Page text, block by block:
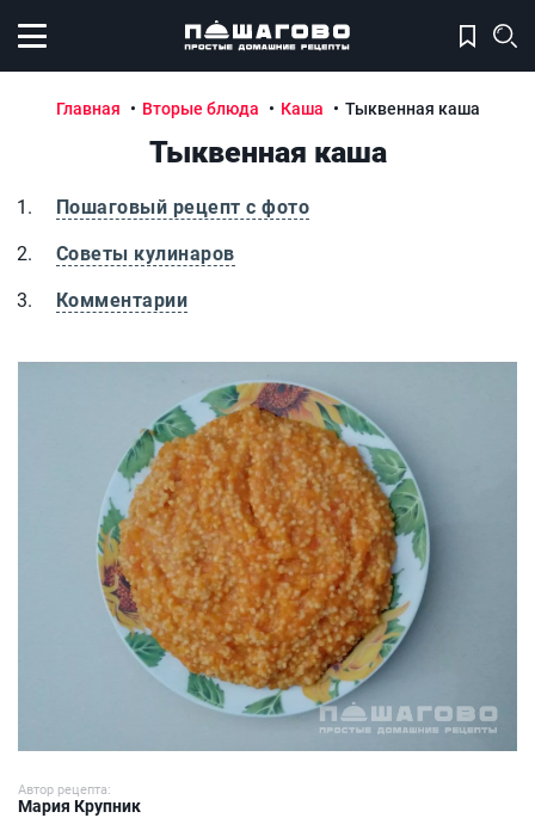
Открыть меню
Главная Вторые блюда Каша Тыквенная каша
Тыквенная каша
Пошаговый рецепт с фото
Советы кулинаров
Комментарии
Автор рецепта:
Мария Крупник